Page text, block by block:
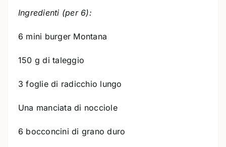
Ingredienti (per 6):
6 mini burger Montana
150 g di taleggio
3 foglie di radicchio lungo
Una manciata di nocciole
6 bocconcini di grano duro